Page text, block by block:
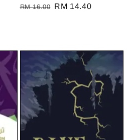
Regular
RM 16.00 Sale
RM 14.40